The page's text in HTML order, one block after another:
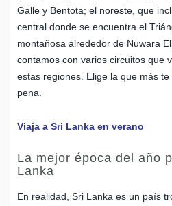
Galle y Bentota; el noreste, que
central donde se encuentra el
montañosa alrededor de Nuwara
contamos con varios circuitos que
estas regiones. Elige la que más
pena.
Viaja a Sri Lanka en verano
La mejor época del año
Lanka
En realidad, Sri Lanka es un país